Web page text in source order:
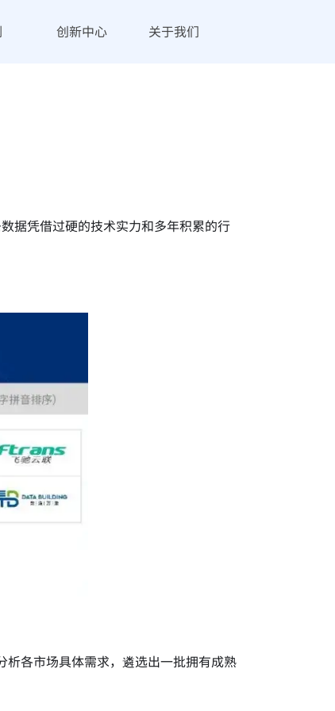
创新中心 关于我们
据凭借过硬的技术实力和多年积累的行
各市场具体需求，遴选出一批拥有成熟